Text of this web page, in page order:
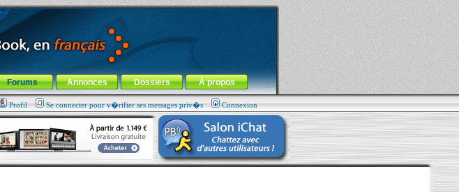
Forums Annonces Dossiers À propos
Profil Se connecter pour v�rifier ses messages priv�s Connexion